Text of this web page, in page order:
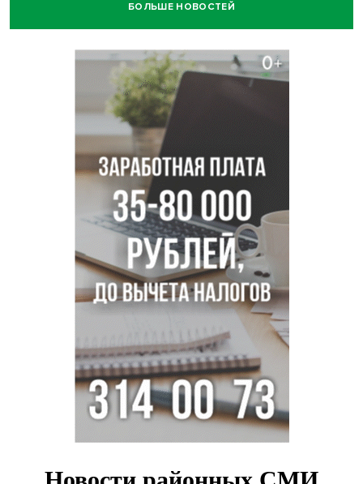
Ветеран СВО выявил рак на бесплатной диспансеризации
В Новосибирске сотрудница склада Ozon попыталась
вынести iPhone 17 под одеждой
Дело отравителя за убийство 14-летней давности
возобновили в Новосибирске
Подрядчика для ремонта подпорной стены на
Ипподромской ищут в Новосибирске
БОЛЬШЕ НОВОСТЕЙ